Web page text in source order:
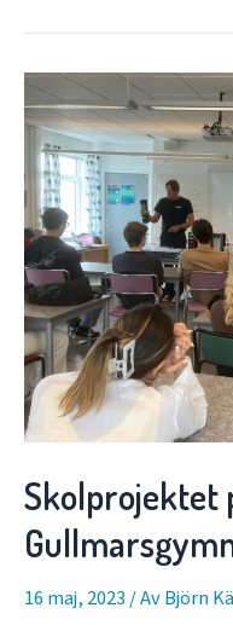
Skolprojektet
16 maj, 2023/ AvBjörn